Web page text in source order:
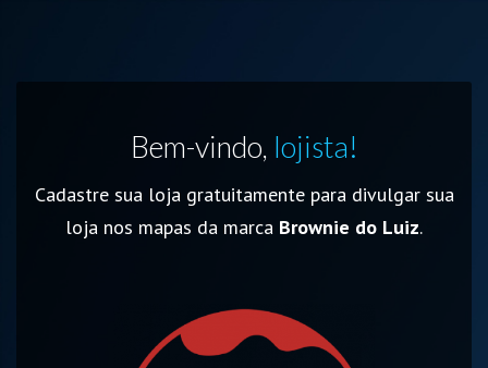
Bem-vindo, lojista!
Cadastre sua loja gratuitamente para divulgar sua
loja nos mapas da marca Brownie do Luiz.